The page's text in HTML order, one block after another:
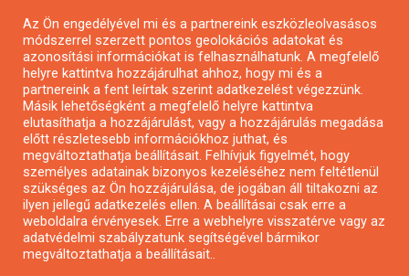
Pályázatok magánszemélyeknek
Pályázatok civil szervezeteknek
Pályázatok vállalkozásoknak
Önkormányzati pályázatok
Mezőgazdasági pályázatok
Falusi turizmus pályázatok
Napelem pályázatok
GINOP pályázatok
Az Ön engedélyével mi és a partnereink eszközleolvasásos
módszerrel szerzett pontos geolokációs adatokat és
azonosítási információkat is felhasználhatunk. A megfelelő
helyre kattintva hozzájárulhat ahhoz, hogy mi és a
partnereink a fent leírtak szerint adatkezelést végezzünk.
Másik lehetőségként a megfelelő helyre kattintva
elutasíthatja a hozzájárulást, vagy a hozzájárulás megadása
előtt részletesebb információkhoz juthat, és
megváltoztathatja beállításait. Felhívjuk figyelmét, hogy
személyes adatainak bizonyos kezeléséhez nem feltétlenül
szükséges az Ön hozzájárulása, de jogában áll tiltakozni az
ilyen jellegű adatkezelés ellen. A beállításai csak erre a
weboldalra érvényesek. Erre a webhelyre visszatérve vagy az
adatvédelmi szabályzatunk segítségével bármikor
megváltoztathatja a beállításait..